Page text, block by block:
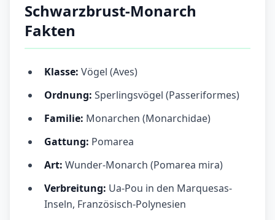
Schwarzbrust-Monarch
Fakten
Klasse: Vögel (Aves)
Ordnung: Sperlingsvögel (Passeriformes)
Familie: Monarchen (Monarchidae)
Gattung: Pomarea
Art: Wunder-Monarch (Pomarea mira)
Verbreitung: Ua-Pou in den Marquesas-
Inseln, Französisch-Polynesien